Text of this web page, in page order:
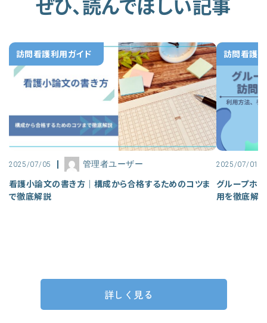
訪問看護利用ガイド
2025/07/05 管理者ユーザー
看護小論文の書き方｜構成から合格するためのコツま
で徹底解説
訪問看護
2025/07/01
グループホー
用を徹底解説
詳しく見る